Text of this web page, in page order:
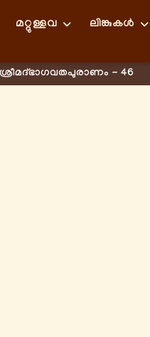
മറ്റുള്ളവ ലിങ്കുകള്‍
ശ്രീമദ്ഭാഗവതപുരാണം - 46